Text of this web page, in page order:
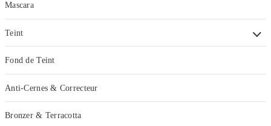
Mascara
Teint
Fond de Teint
Anti-Cernes & Correcteur
Bronzer & Terracotta